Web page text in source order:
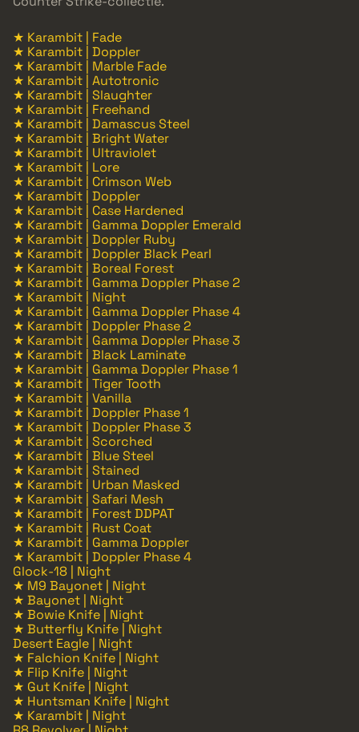
★ Karambit | Fade
★ Karambit | Doppler
★ Karambit | Marble Fade
★ Karambit | Autotronic
★ Karambit | Slaughter
★ Karambit | Freehand
★ Karambit | Damascus Steel
★ Karambit | Bright Water
★ Karambit | Ultraviolet
★ Karambit | Lore
★ Karambit | Crimson Web
★ Karambit | Doppler
★ Karambit | Case Hardened
★ Karambit | Gamma Doppler Emerald
★ Karambit | Doppler Ruby
★ Karambit | Doppler Black Pearl
★ Karambit | Boreal Forest
★ Karambit | Gamma Doppler Phase 2
★ Karambit | Night
★ Karambit | Gamma Doppler Phase 4
★ Karambit | Doppler Phase 2
★ Karambit | Gamma Doppler Phase 3
★ Karambit | Black Laminate
★ Karambit | Gamma Doppler Phase 1
★ Karambit | Tiger Tooth
★ Karambit | Vanilla
★ Karambit | Doppler Phase 1
★ Karambit | Doppler Phase 3
★ Karambit | Scorched
★ Karambit | Blue Steel
★ Karambit | Stained
★ Karambit | Urban Masked
★ Karambit | Safari Mesh
★ Karambit | Forest DDPAT
★ Karambit | Rust Coat
★ Karambit | Gamma Doppler
★ Karambit | Doppler Phase 4
Glock-18 | Night
★ M9 Bayonet | Night
★ Bayonet | Night
★ Bowie Knife | Night
★ Butterfly Knife | Night
Desert Eagle | Night
★ Falchion Knife | Night
★ Flip Knife | Night
★ Gut Knife | Night
★ Huntsman Knife | Night
★ Karambit | Night